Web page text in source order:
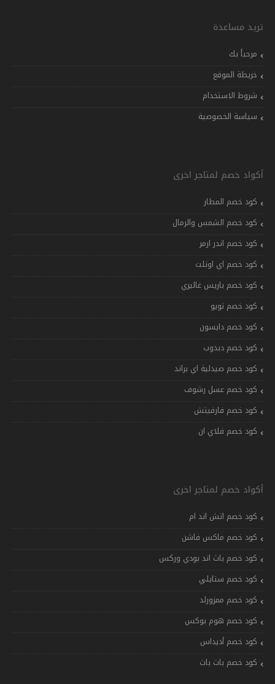
تريد مساعدة
مرحباً بك
خريطة الموقع
شروط الاستخدام
سياسة الخصوصية
أكواد خصم لمتاجر اخرى
كود خصم المطار
كود خصم الشمس والرمال
كود خصم اندر ارمر
كود خصم اي اوتلت
كود خصم باريس غاليري
كود خصم تويو
كود خصم دايسون
كود خصم دبدوب
كود خصم صيدلية اي براند
كود خصم عسل رشوف
كود خصم فارفيتش
كود خصم فلاي ان
أكواد خصم لمتاجر اخرى
كود خصم اتش اند ام
كود خصم ماكس فاشن
كود خصم باث اند بودي وركس
كود خصم ستايلي
كود خصم ممزورلد
كود خصم هوم بوكس
كود خصم أديداس
كود خصم بات بات